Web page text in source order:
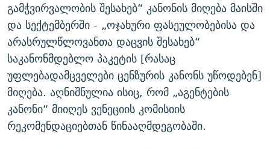
გამჭვირვალობის შესახებ“ კანონის მიღება მაისში
და სექტემბერში - „ოჯახური ფასეულობებისა და
არასრულწლოვანთა დაცვის შესახებ“
საკანონმდებლო პაკეტის [რასაც
უფლებადამცველები ცენზურის კანონს უწოდებენ]
მიღება. აღნიშნულია ისიც, რომ „აგენტების
კანონი“ მიიღეს ვენეციის კომისიის
რეკომენდაციებთან წინააღმდეგობაში.